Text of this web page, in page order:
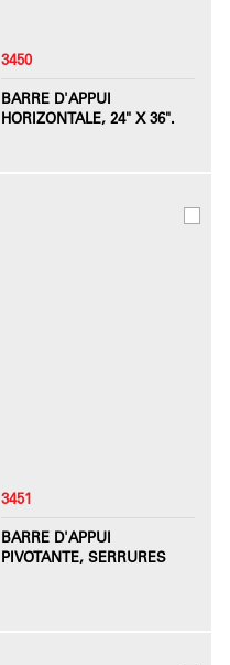
3450
BARRE D'APPUI
HORIZONTALE, 24" X 36".
3451
BARRE D'APPUI
PIVOTANTE, SERRURES